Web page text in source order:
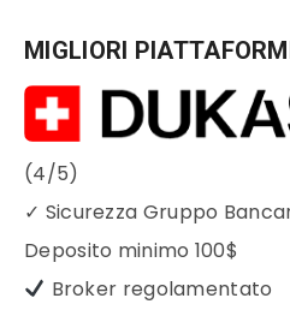
MIGLIORI
(4/5)
✓ Sicurezza Gruppo
Deposito minimo 100$
Broker regolamentato